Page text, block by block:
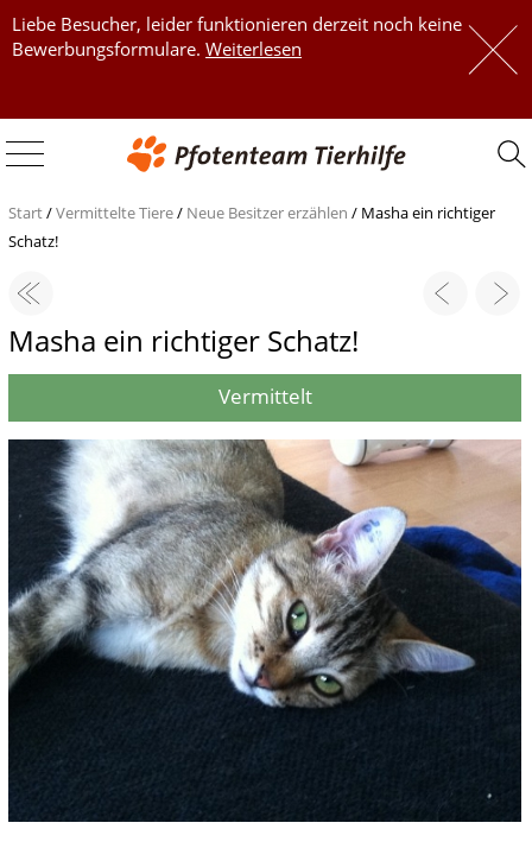
Liebe Besucher, leider funktionieren derzeit noch keine
Bewerbungsformulare. Weiterlesen
Start/Vermittelte Tiere/ Neue Besitzer erzählen / Masha ein richtiger
Schatz!
Masha ein richtiger Schatz!
Vermittelt